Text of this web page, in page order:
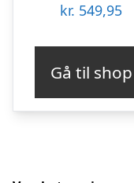
kr. 549,95
Gå til shop